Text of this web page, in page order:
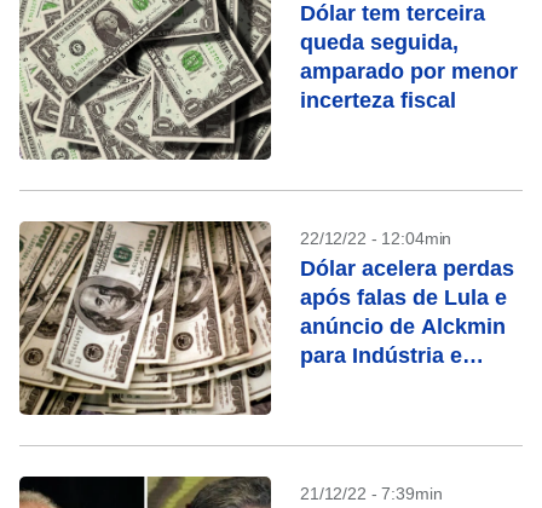
Dólar tem terceira
queda seguida,
amparado por menor
incerteza fiscal
22/12/22 - 12:04min
Dólar acelera perdas
após falas de Lula e
anúncio de Alckmin
para Indústria e
21/12/22 - 7:39min